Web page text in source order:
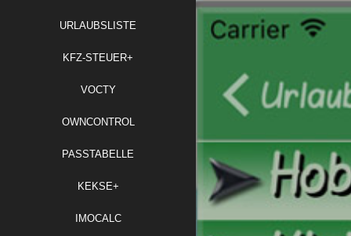
URLAUBSLISTE
KFZ-STEUER+
VOCTY
OWNCONTROL
PASSTABELLE
KEKSE+
IMOCALC